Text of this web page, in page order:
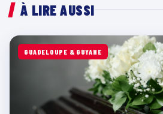
À LIRE AUSSI
GUADELOUPE & GUYANE